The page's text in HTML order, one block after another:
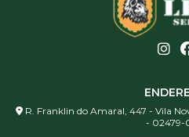
R. Franklin do Amaral, 447 - Vila
-